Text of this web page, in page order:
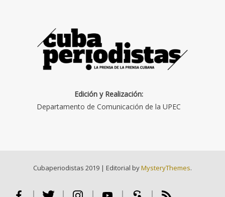
Edición y Realización:
Departamento de Comunicación de la UPEC
Cubaperiodistas 2019 | Editorial byMysteryThemes.